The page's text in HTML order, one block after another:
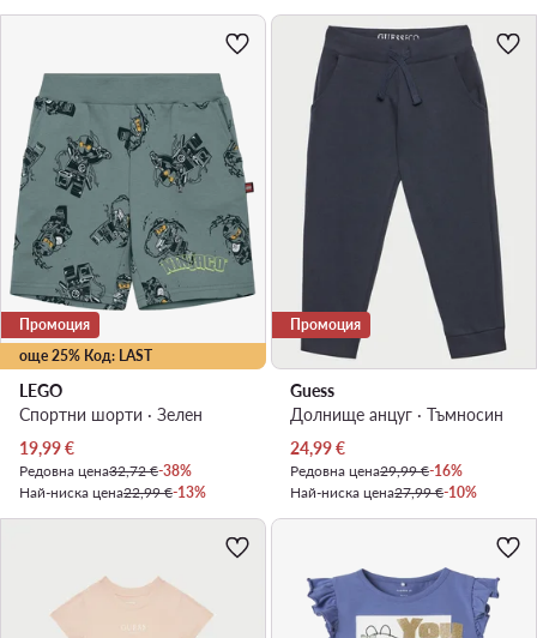
още 25% Код: LAST
Промоция
LEGO
Спортни шорти · Зелен
Актуална цена
19,99€
Редовна цена32,72 €-38%
Най-ниска цена22,99 €-13%
Промоция
Guess
Долнище анцуг · Тъмносин
Актуална цена
24,99€
Редовна цена29,99 €-16%
Най-ниска цена27,99 €-10%